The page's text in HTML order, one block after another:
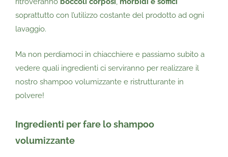
soprattutto con l’utilizzo costante del prodotto ad ogni
lavaggio.
Ma non perdiamoci in chiacchiere e passiamo subito a
vedere quali ingredienti ci serviranno per realizzare il
nostro shampoo volumizzante e ristrutturante in
polvere!
Ingredienti per fare lo shampoo
volumizzante